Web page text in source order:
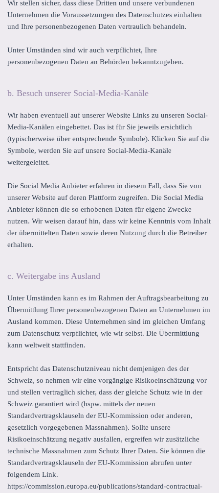
Wir stellen sicher, dass diese Dritten und unsere verbundenen
Unternehmen die Voraussetzungen des Datenschutzes einhalten
und Ihre personenbezogenen Daten vertraulich behandeln.
Unter Umständen sind wir auch verpflichtet, Ihre
personenbezogenen Daten an Behörden bekanntzugeben.
b. Besuch unserer Social-Media-Kanäle
Wir haben eventuell auf unserer Website Links zu unseren Social-
Media-Kanälen eingebettet. Das ist für Sie jeweils ersichtlich
(typischerweise über entsprechende Symbole). Klicken Sie auf die
Symbole, werden Sie auf unsere Social-Media-Kanäle
weitergeleitet.
Die Social Media Anbieter erfahren in diesem Fall, dass Sie von
unserer Website auf deren Plattform zugreifen. Die Social Media
Anbieter können die so erhobenen Daten für eigene Zwecke
nutzen. Wir weisen darauf hin, dass wir keine Kenntnis vom Inhalt
der übermittelten Daten sowie deren Nutzung durch die Betreiber
erhalten.
c. Weitergabe ins Ausland
Unter Umständen kann es im Rahmen der Auftragsbearbeitung zu
Übermittlung Ihrer personenbezogenen Daten an Unternehmen im
Ausland kommen. Diese Unternehmen sind im gleichen Umfang
zum Datenschutz verpflichtet, wie wir selbst. Die Übermittlung
kann weltweit stattfinden.
Entspricht das Datenschutzniveau nicht demjenigen des der
Schweiz, so nehmen wir eine vorgängige Risikoeinschätzung vor
und stellen vertraglich sicher, dass der gleiche Schutz wie in der
Schweiz garantiert wird (bspw. mittels der neuen
Standardvertragsklauseln der EU-Kommission oder anderen,
gesetzlich vorgegebenen Massnahmen). Sollte unsere
Risikoeinschätzung negativ ausfallen, ergreifen wir zusätzliche
technische Massnahmen zum Schutz Ihrer Daten. Sie können die
Standardvertragsklauseln der EU-Kommission abrufen unter
folgendem Link.
https://commission.europa.eu/publications/standard-contractual-